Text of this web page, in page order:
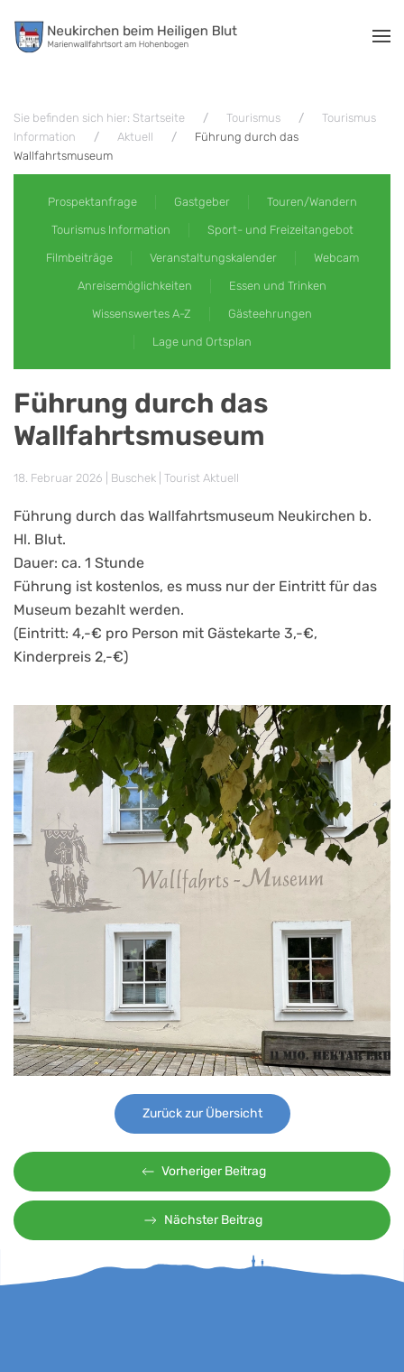
Zum Hauptinhalt springen
Sie befinden sich hier: Startseite Tourismus
Tourismus
Information
Aktuell
Führung durch das
Wallfahrtsmuseum
Prospektanfrage Gastgeber Touren/Wandern
Tourismus Information Sport- und Freizeitangebot
Filmbeiträge Veranstaltungskalender Webcam
Anreisemöglichkeiten Essen und Trinken
Wissenswertes A-Z Gästeehrungen
Lage und Ortsplan
Führung durch das
Wallfahrtsmuseum
18. Februar 2026 | Buschek | Tourist Aktuell
Führung durch das Wallfahrtsmuseum Neukirchen b.
Hl. Blut.
Dauer: ca. 1 Stunde
Führung ist kostenlos, es muss nur der Eintritt für das
Museum bezahlt werden.
(Eintritt: 4,-€ pro Person mit Gästekarte 3,-€,
Kinderpreis 2,-€)
Zurück zur Übersicht
Vorheriger Beitrag
Nächster Beitrag